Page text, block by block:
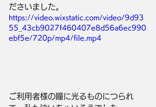
ださいました。
https://video.wixstatic.com/video/9d93
55_43cb9027f460407e8d56a6ec990
ebf5e/720p/mp4/file.mp4
ご利用者様の瞳に光るものにつられ